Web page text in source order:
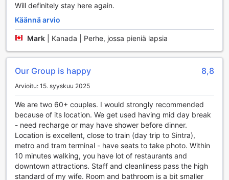
My Story Hotel Rossion Liikennepalvelut
My Story Hotel Rossio tarjoaa erinomaiset liikennepalvelut,
jotka tekevät matkustamisesta Lissabonissa vaivatonta ja
miellyttävää. Hotelli järjestää kätevät
stressiä. Ammattitaitoinen henkilökunta huolehtii siitä, että
saavutat hotellille nopeasti ja turvallisesti, mikä tekee
saapumisesta entistäkin sujuvampaa.
Lisäksi My Story Hotel Rossio tarjoaa mahdollisuuden
vuokrata auto, mikä avaa ovet Lissabonin ympäristön
tutkimiselle. Olitpa sitten kiinnostunut kaupunkikierroksista
tai haluat vierailla lähialueiden kauniissa nähtävyyksissä,
auton vuokraaminen tekee matkasta joustavaa. Hotellin
taksipalvelut ovat myös käytettävissäsi, joten voit helposti
liikkua kaupungin sisällä. Ja jos haluat tutustua Lissaboniin
syvällisemmin, hotellista löytyy myös lippupalvelu, joka
Will definitely stay here again.
Käännä arvio
Mark Kanada | Perhe, jossa pieniä lapsia
Our Group is happy 8,8
Arvioitu: 15. syyskuu 2025
We are two 60+ couples. I would strongly recommended
because of its location. We get used having mid day break
- need recharge or may have shower before dinner.
Location is excellent, close to train (day trip to Sintra),
metro and tram terminal - have seats to take photo. Within
10 minutes walking, you have lot of restaurants and
downtown attractions. Staff and cleanliness pass the high
standard of my wife. Room and bathroom is a bit smaller